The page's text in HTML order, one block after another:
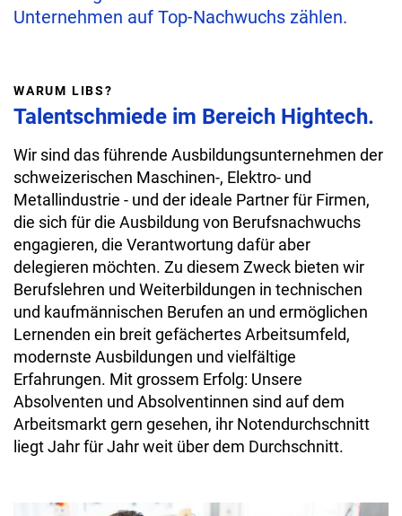
Unternehmen auf Top-Nachwuchs zählen.
WARUM LIBS?
Talentschmiede im Bereich Hightech.
Wir sind das führende Ausbildungsunternehmen der
schweizerischen Maschinen-, Elektro- und
Metallindustrie - und der ideale Partner für Firmen,
die sich für die Ausbildung von Berufsnachwuchs
engagieren, die Verantwortung dafür aber
delegieren möchten. Zu diesem Zweck bieten wir
Berufslehren und Weiterbildungen in technischen
und kaufmännischen Berufen an und ermöglichen
Lernenden ein breit gefächertes Arbeitsumfeld,
modernste Ausbildungen und vielfältige
Erfahrungen. Mit grossem Erfolg: Unsere
Absolventen und Absolventinnen sind auf dem
Arbeitsmarkt gern gesehen, ihr Notendurchschnitt
liegt Jahr für Jahr weit über dem Durchschnitt.